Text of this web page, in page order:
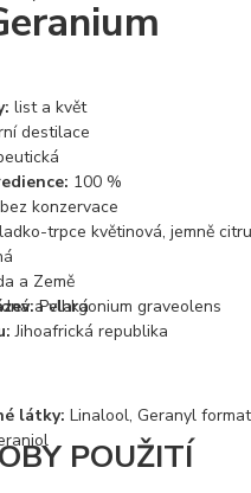
list a květ
destilace
100 %
bez konzervace
trpce květinová, jemně
a Země
a vlhká
Pelargonium graveolens
Jihoafrická republika
látky: Linalool, Geranyl
POUŽITÍ